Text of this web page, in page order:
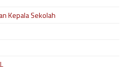
Kepala Sekolah